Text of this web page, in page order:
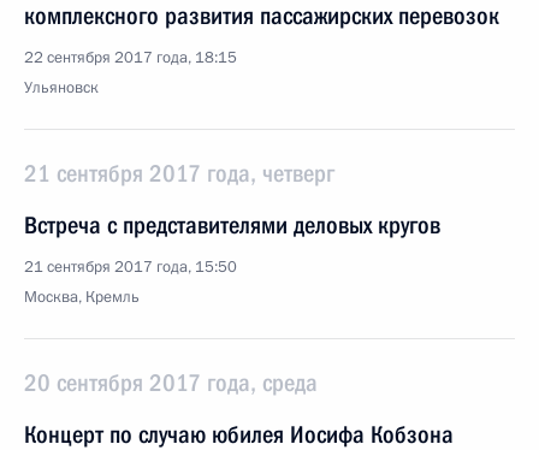
комплексного развития пассажирских перевозок
22 сентября 2017 года, 18:15
Ульяновск
21 сентября 2017 года, четверг
Встреча с представителями деловых кругов
21 сентября 2017 года, 15:50
Москва, Кремль
20 сентября 2017 года, среда
Концерт по случаю юбилея Иосифа Кобзона